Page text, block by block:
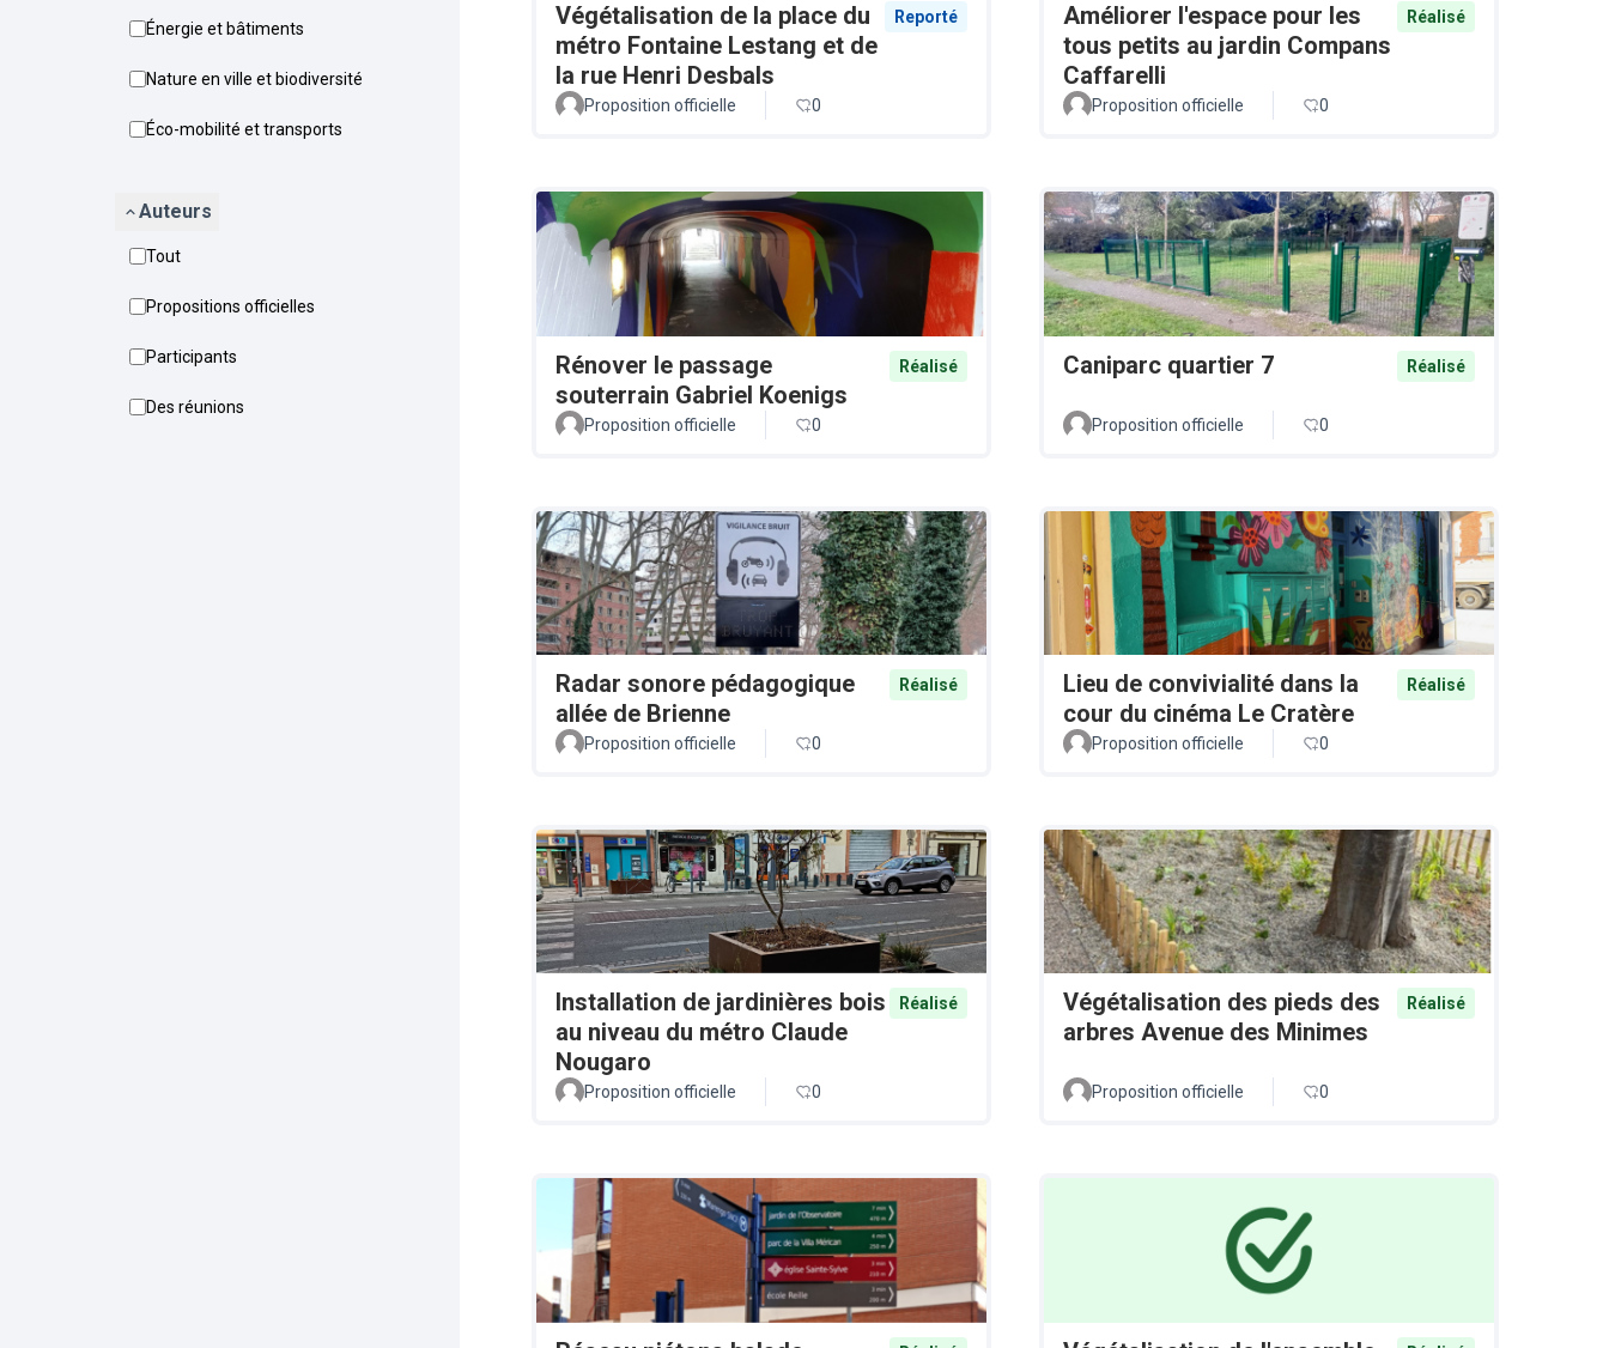
Énergie et bâtiments
Nature en ville et biodiversité
Éco-mobilité et transports
Auteurs
Tout
Propositions officielles
Participants
Des réunions
Végétalisation de la place du
métro Fontaine Lestang et de
la rue Henri Desbals
Reporté
Proposition officielle 0
Améliorer l'espace pour les
tous petits au jardin Compans
Caffarelli
Réalisé
Proposition officielle 0
Rénover le passage
souterrain Gabriel Koenigs
Réalisé
Proposition officielle 0
Caniparc quartier 7 Réalisé
Proposition officielle 0
Radar sonore pédagogique
allée de Brienne
Réalisé
Proposition officielle 0
Lieu de convivialité dans la
cour du cinéma Le Cratère
Réalisé
Proposition officielle 0
Installation de jardinières bois
au niveau du métro Claude
Nougaro
Réalisé
Proposition officielle 0
Végétalisation des pieds des
arbres Avenue des Minimes
Réalisé
Proposition officielle 0